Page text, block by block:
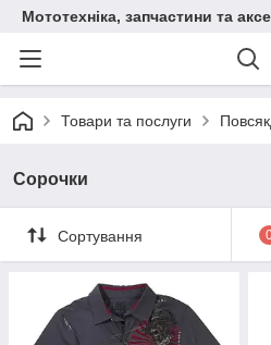
Мототехніка, запчастини та
Товари та послуги
Сорочки
Сортування